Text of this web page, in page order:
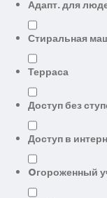
Адапт. для
Стиральная
Терраса
Доступ без
Доступ в
Oгороженный